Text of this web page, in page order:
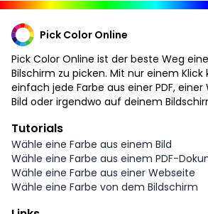
Pick Color Online
Pick Color Online ist der beste Weg
Bilschirm zu picken. Mit nur einem Klick
einfach jede Farbe aus einer PDF,
Bild oder irgendwo auf deinem
Tutorials
Wähle eine Farbe aus einem Bild
Wähle eine Farbe aus einem PDF-
Wähle eine Farbe aus einer Webseite
Wähle eine Farbe von dem Bildschirm